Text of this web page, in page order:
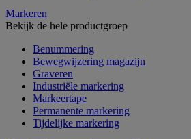
Markeren
Bekijk de hele productgroep
Benummering
Bewegwijzering magazijn
Graveren
Industriële markering
Markeertape
Permanente markering
Tijdelijke markering